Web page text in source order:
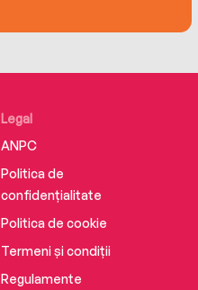
Legal
ANPC
Politica de
confidențialitate
Politica de cookie
Termeni și condiții
Regulamente